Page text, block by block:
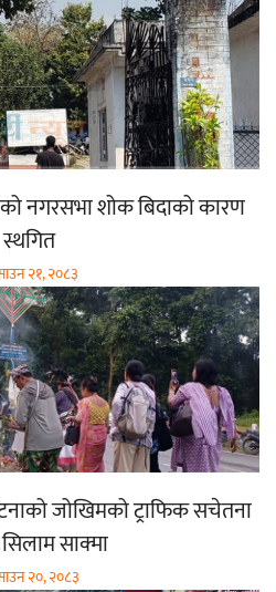
नगरसभा शोक बिदाको कारण
स्थगित
२१, २०८३
जोखिमको ट्राफिक सचेतना
साक्मा
२०, २०८३